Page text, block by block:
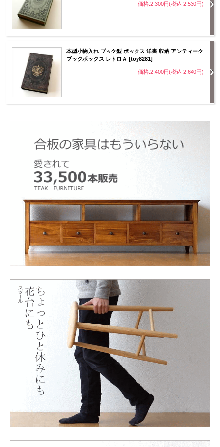
価格:2,300円(税込 2,530円)
本型小物入れ ブック型 ボックス 洋書 収納 アンティーク
ブックボックス レトロＡ [toy8281]
価格:2,400円(税込 2,640円)